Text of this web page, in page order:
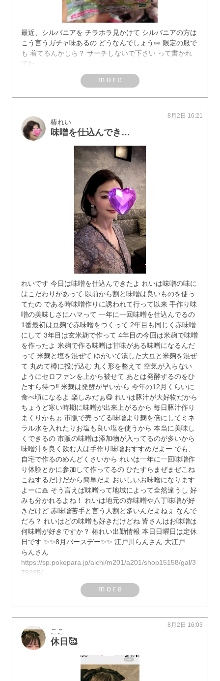
最近、シルバニアを チラホラ見かけて シルバニアの方は
こう言うガチャ味あるの どうなんでしょう👀 限定の服で
も 着てるんかしら？ サーチしないで下さい って書かれ
てた
more
椿れい
味噌を仕込んできたよー
8月2日 16:21
れいです 今日は味噌を仕込んできたよ れいは味噌の味に
はこだわりがあって 以前から割と味噌は良いものを使っ
てたの である時味噌作りに誘われて行って以来 手作り味
噌の美味しさにハマって 一年に一回味噌を仕込んでるの
1番最初は豆麹で赤味噌をつくって 2年目も同じく赤味噌
にして 3年目は玄米麹で作って 4年目の今回は米麹で味噌
を作ったよ 米麹で作る味噌は甘味がある味噌になるんだ
って 米麹と塩を混ぜて ゆがいて潰した大豆と米麹を混ぜ
て 丸めて樽に投げ込む 丸く形を整えて 空気が入らない
ようにセロファンを上から被せて あとは発酵するのをひ
たすら待つ‼️ 米麹は発酵が早いから 今年の12月くらいに
食べ頃になるよ 楽しみだぁ😋 れいは豚汁が大好物だから
ちょうど寒い時期に味噌が出来上がるから 毎日豚汁作り
まくりかもぉ 市販で売ってる味噌より麹を倍にしてミネ
ラル水を入れたりお塩も良い塩を使うから 本当に美味し
くできるの 市販の味噌は添加物が入ってるのが多いから
味噌汁を良く飲む人は手作り味噌おすすめだよー でも、
自宅で作るのめんどくさいから れいは一年に一回味噌作
り体験とかに参加して作ってるの ひたすらまぜまぜこね
こねするだけだから簡単だよ おいしいお味噌になります
よーに🙏 そう言えば味噌って地域によって全然違うし 好
みも分かれるよね！ れいは地元の赤味噌や八丁味噌が好
きだけど 赤味噌苦手と言う人割と多いんだよねぇ なんで
だろ？ れいはどの味噌も好きだけどね 皆さんはお味噌は
何味噌が好きですか？ 椿れい出勤情報 本日日曜日は定休
日です ✨✨8月バースデー✨✨ 江戸川らんさん 大江戸
らんさん
https://sp.pokepara.jp/aichi/m201/a201/shop15158/gal/3
78235/
more
ここ
休日🥰
8月2日 16:03